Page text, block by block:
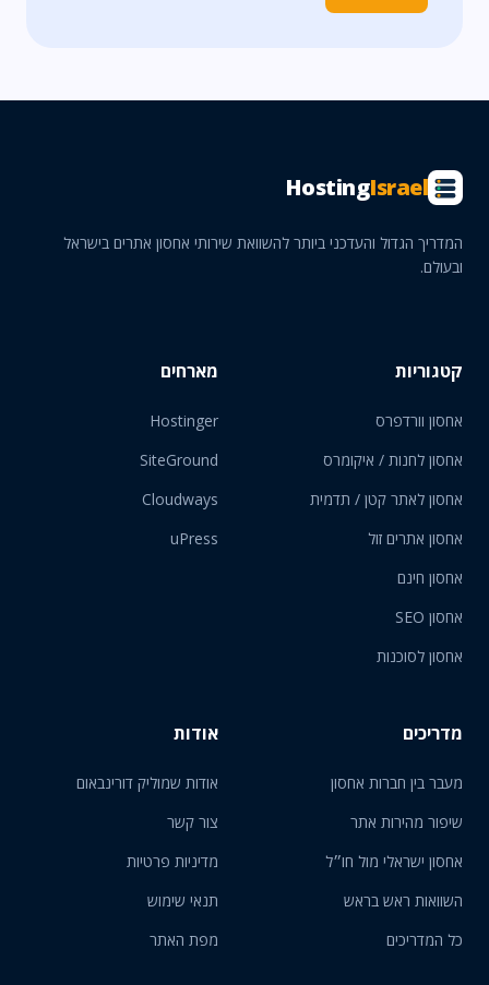
HostingIsrael
המדריך הגדול והעדכני ביותר להשוואת שירותי אחסון אתרים בישראל
ובעולם.
קטגוריות
אחסון וורדפרס
אחסון לחנות / איקומרס
אחסון לאתר קטן / תדמית
אחסון אתרים זול
אחסון חינם
אחסון SEO
אחסון לסוכנות
מארחים
Hostinger
SiteGround
Cloudways
uPress
מדריכים
מעבר בין חברות אחסון
שיפור מהירות אתר
אחסון ישראלי מול חו״ל
השוואות ראש בראש
כל המדריכים
אודות
אודות שמוליק דורינבאום
צור קשר
מדיניות פרטיות
תנאי שימוש
מפת האתר